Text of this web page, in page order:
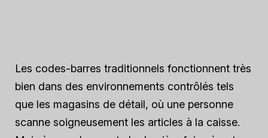
Les codes-barres traditionnels fonctionnent très
bien dans des environnements contrôlés tels
que les magasins de détail, où une personne
scanne soigneusement les articles à la caisse.